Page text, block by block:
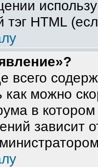
тэг HTML
всего
можно
в
зависит